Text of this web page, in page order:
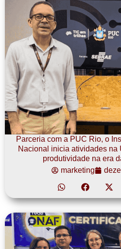
Parceria com a PUC Rio, o
Nacional inicia atividades na
produtividade na era
marketing